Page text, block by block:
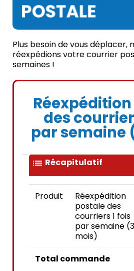
Plus besoin de vous déplacer,
réexpédions votre courrier
semaines !
des
par semaine
list Récapitulatif
Produit
Réexpédition
postale des
courriers 1 fois
par semaine (3
mois)
Total commande